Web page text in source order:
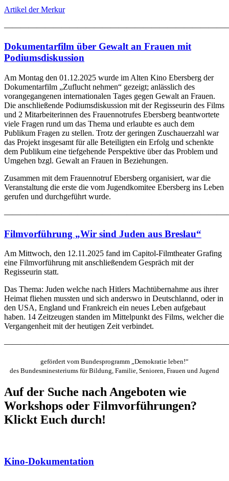
Artikel der Merkur
Dokumentarfilm über Gewalt an Frauen mit
Podiumsdiskussion
Am Montag den 01.12.2025 wurde im Alten Kino Ebersberg der
Dokumentarfilm „Zuflucht nehmen“ gezeigt; anlässlich des
vorangegangenen internationalen Tages gegen Gewalt an Frauen.
Die anschließende Podiumsdiskussion mit der Regisseurin des Films
und 2 Mitarbeiterinnen des Frauennotrufes Ebersberg beantwortete
viele Fragen rund um das Thema und erlaubte es auch dem
Publikum Fragen zu stellen. Trotz der geringen Zuschauerzahl war
das Projekt insgesamt für alle Beteiligten ein Erfolg und schenkte
dem Publikum eine tiefgehende Perspektive über das Problem und
Umgehen bzgl. Gewalt an Frauen in Beziehungen.
Zusammen mit dem Frauennotruf Ebersberg organisiert, war die
Veranstaltung die erste die vom Jugendkomitee Ebersberg ins Leben
gerufen und durchgeführt wurde.
Filmvorführung „Wir sind Juden aus Breslau“
Am Mittwoch, den 12.11.2025 fand im Capitol-Filmtheater Grafing
eine Filmvorführung mit anschließendem Gespräch mit der
Regisseurin statt.
Das Thema: Juden welche nach Hitlers Machtübernahme aus ihrer
Heimat fliehen mussten und sich anderswo in Deutschlannd, oder in
den USA, England und Frankreich ein neues Leben aufgebaut
haben. 14 Zeitzeugen standen im Mittelpunkt des Films, welcher die
Vergangenheit mit der heutigen Zeit verbindet.
gefördert vom Bundesprogramm „Demokratie leben!“
des Bundesminesteriums für Bildung, Familie, Senioren, Frauen und Jugend
Auf der Suche nach Angeboten wie
Workshops oder Filmvorführungen?
Klickt Euch durch!
Kino-Dokumentation